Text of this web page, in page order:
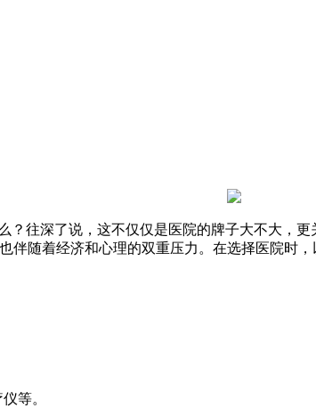
？往深了说，这不仅仅是医院的牌子大不大，
伴随着经济和心理的双重压力。在选择医院时
等。